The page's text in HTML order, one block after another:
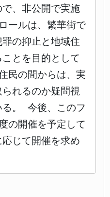
、非公開で実施
ールは、繁華街で
の抑止と地域住
とを目的として
民の間からは、実
れるのか疑問視
。 今後、このフ
の開催を予定して
じて開催を求め